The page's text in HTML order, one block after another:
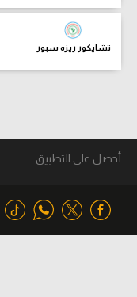
تشايكور ريزه سبور
أحصل على التطبيق